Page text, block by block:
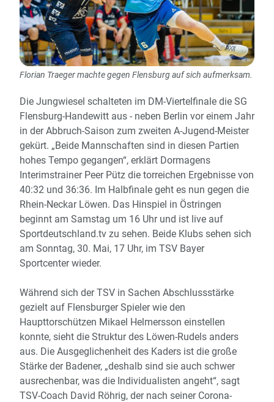
Florian Traeger machte gegen Flensburg auf sich aufmerksam.
Die Jungwiesel schalteten im DM-Viertelfinale die SG
Flensburg-Handewitt aus - neben Berlin vor einem Jahr
in der Abbruch-Saison zum zweiten A-Jugend-Meister
gekürt. „Beide Mannschaften sind in diesen Partien
hohes Tempo gegangen“, erklärt Dormagens
Interimstrainer Peer Pütz die torreichen Ergebnisse von
40:32 und 36:36. Im Halbfinale geht es nun gegen die
Rhein-Neckar Löwen. Das Hinspiel in Östringen
beginnt am Samstag um 16 Uhr und ist live auf
Sportdeutschland.tv zu sehen. Beide Klubs sehen sich
am Sonntag, 30. Mai, 17 Uhr, im TSV Bayer
Sportcenter wieder.
Während sich der TSV in Sachen Abschlussstärke
gezielt auf Flensburger Spieler wie den
Haupttorschützen Mikael Helmersson einstellen
konnte, sieht die Struktur des Löwen-Rudels anders
aus. Die Ausgeglichenheit des Kaders ist die große
Stärke der Badener, „deshalb sind sie auch schwer
ausrechenbar, was die Individualisten angeht“, sagt
TSV-Coach David Röhrig, der nach seiner Corona-